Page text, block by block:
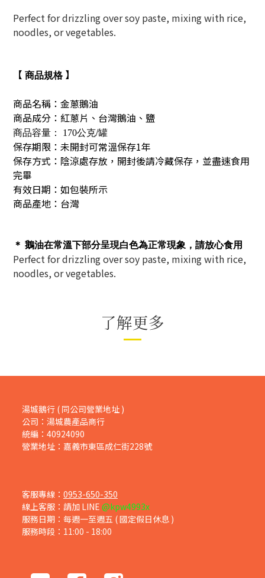
Perfect for drizzling over soy paste, mixing with rice,
noodles, or vegetables.
【 商品規格】
商品名稱：金蔥鵝油
商品成分：紅蔥片、台灣鵝油、鹽
商品容量： 170公克/罐
保存期限：未開封可常溫保存1年
保存方式：陰涼處存放，開封後請冷藏保存，並盡速食用
完畢
有效日期 ：如包裝所示
商品產地：台灣
＊ 鵝油在常溫下部分呈現白色為正常現象，請放心食用
Perfect for drizzling over soy paste, mixing with rice,
noodles, or vegetables.
了解更多
湯城鵝行 ( 同公司營業地址 )
公司：湯城農產品商行
統編：40924090
營業地址：嘉義市東區成仁街228號
客服專線： 0953-650-350
線上客服：請加 LINE @kpw4993x
服務日期：每週一至週五 ( 國定假日休息 )
服務時段：11:00 - 18:00